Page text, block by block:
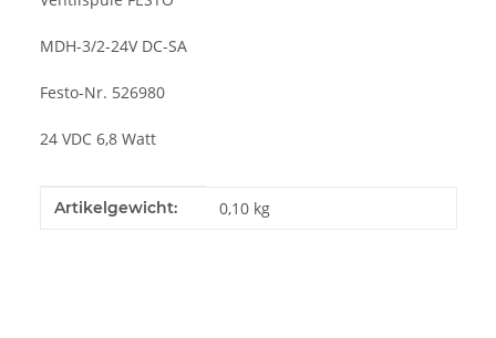
MDH-3/2-24V DC-SA
Festo-Nr. 526980
24 VDC 6,8 Watt
Produkteigenschaft
Wert
Artikelgewicht: 0,10 kg